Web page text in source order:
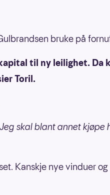
bruke på
til ny leilighet. Da
Toril.
skal blant annet kjøpe
Kanskje nye vinduer